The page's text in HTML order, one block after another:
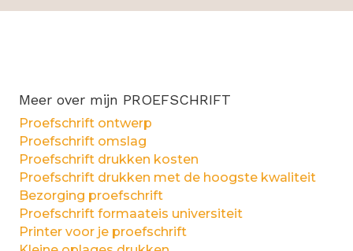
Meer over mijn PROEFSCHRIFT
Proefschrift ontwerp
Proefschrift omslag
Proefschrift drukken kosten
Proefschrift drukken met de hoogste kwaliteit
Bezorging proefschrift
Proefschrift formaateis universiteit
Printer voor je proefschrift